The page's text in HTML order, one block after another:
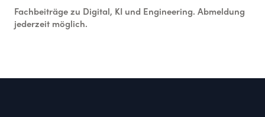
Fachbeiträge zu Digital, KI und Engineering. Abmeldung
jederzeit möglich.